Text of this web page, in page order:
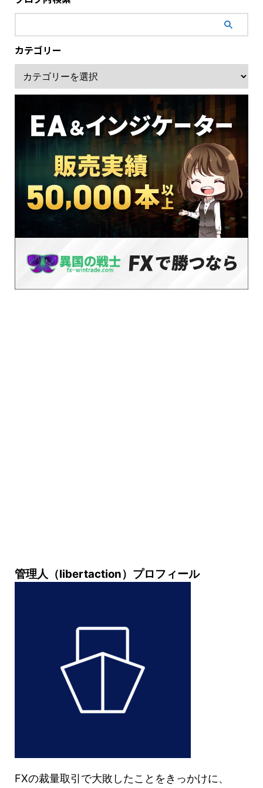
カテゴリー
管理人（libertaction）プロフィール
FXの裁量取引で大敗したことをきっかけに、